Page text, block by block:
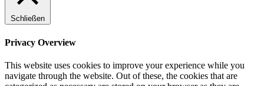
Schließen
Privacy Overview
This website uses cookies to improve your experience while you
navigate through the website. Out of these, the cookies that are